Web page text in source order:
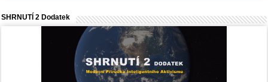
SHRNUTÍ 2 Dodatek